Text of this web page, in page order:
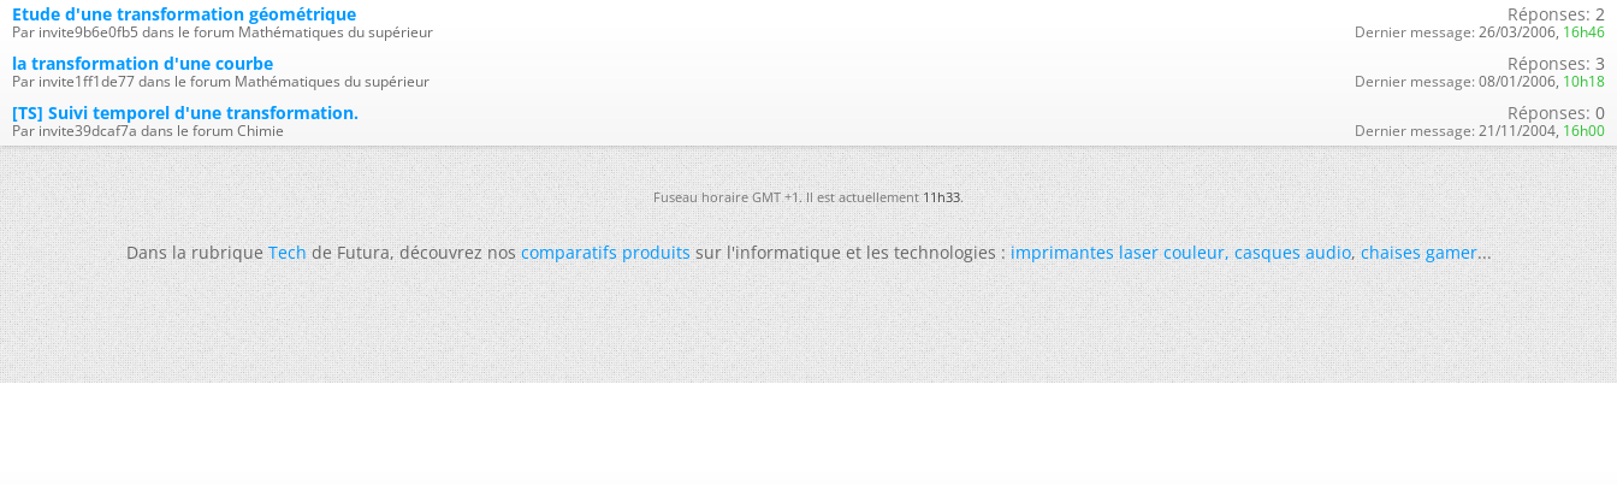
Etude d'une transformation géométrique
Par invite9b6e0fb5 dans le forum Mathématiques du supérieur
Réponses: 2
Dernier message: 26/03/2006, 16h46
la transformation d'une courbe
Par invite1ff1de77 dans le forum Mathématiques du supérieur
Réponses: 3
Dernier message: 08/01/2006, 10h18
[TS] Suivi temporel d'une transformation.
Par invite39dcaf7a dans le forum Chimie
Réponses: 0
Dernier message: 21/11/2004, 16h00
Fuseau horaire GMT +1. Il est actuellement11h33.
Dans la rubriqueTechde Futura, découvrez noscomparatifs produitssur l'informatique et les technologies :imprimantes laser couleur,casques audio,chaises gamer...